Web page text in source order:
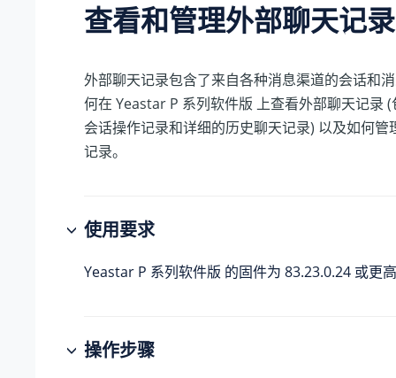
查看和管理外部聊天记录
外部聊天记录包含了来自各种消息渠道的会话和
何在 Yeastar P 系列软件版上查看外部聊天记录
会话操作记录和详细的历史聊天记录) 以及如何管
记录。
使用要求
Yeastar P 系列软件版 的固件为 83.23.0.24 或更
操作步骤